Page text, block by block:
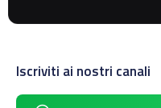
Iscriviti ai nostri canali